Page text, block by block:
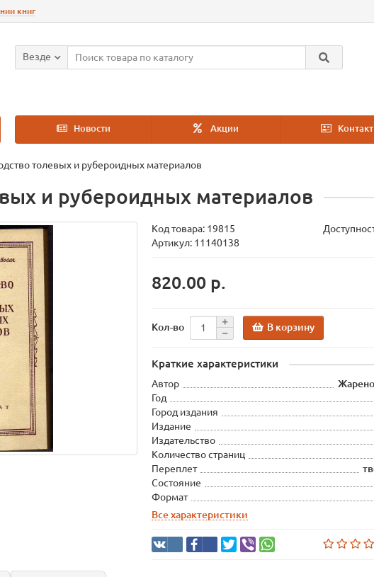
книг
Везде
Новости Акции
толевых и рубероидных материалов
и рубероидных материалов
Код товара: 19815
Артикул: 11140138
820.00 р.
Кол-во В корзину
Краткие характеристики
Автор
Год
Город издания
Издание
Издательство
Количество страниц
Переплет
Состояние
Формат
Все характеристики